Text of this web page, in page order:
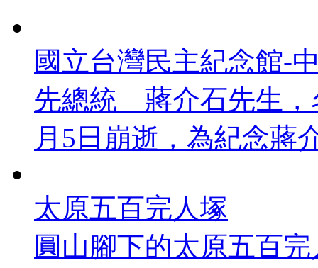
國立台灣民主紀念館-
先總統 蔣介石先生，
月5日崩逝，為紀念蔣
太原五百完人塚
圓山腳下的太原五百